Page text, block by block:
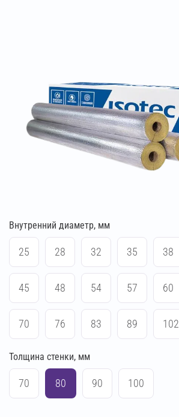
Внутренний диаметр, мм
25 28 32 35 38
45 48 54 57 60
70 76 83 89 102
133 140
Толщина стенки, мм
70 80 90 100